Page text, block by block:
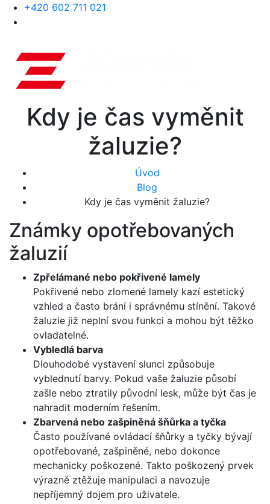
+420 602 711 021
Kdy je čas vyměnit
žaluzie?
Úvod
Blog
Kdy je čas vyměnit žaluzie?
Známky opotřebovaných
žaluzií
Zpřelámané nebo pokřivené lamely
Pokřivené nebo zlomené lamely kazí estetický
vzhled a často brání i správnému stínění. Takové
žaluzie již neplní svou funkci a mohou být těžko
ovladatelné.
Vybledlá barva
Dlouhodobé vystavení slunci způsobuje
vyblednutí barvy. Pokud vaše žaluzie působí
zašle nebo ztratily původní lesk, může být čas je
nahradit moderním řešením.
Zbarvená nebo zašpiněná šňůrka a tyčka
Často používané ovládací šňůrky a tyčky bývají
opotřebované, zašpiněné, nebo dokonce
mechanicky poškozené. Takto poškozený prvek
výrazně ztěžuje manipulaci a navozuje
nepříjemný dojem pro uživatele.